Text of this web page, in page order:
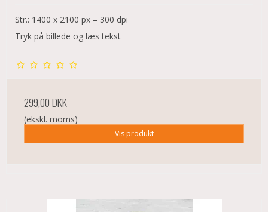
Str.: 1400 x 2100 px – 300 dpi
Tryk på billede og læs tekst
299,00 DKK
(ekskl. moms)
Vis produkt